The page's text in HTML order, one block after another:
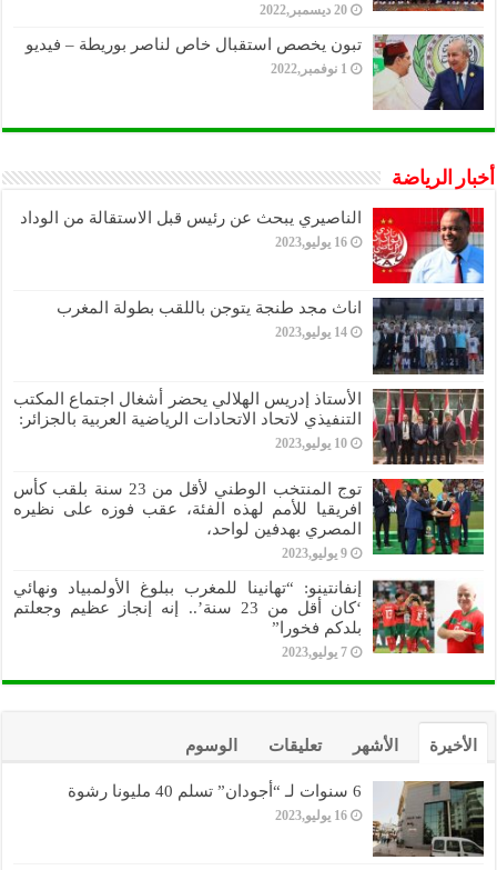
20 ديسمبر,2022
تبون يخصص استقبال خاص لناصر بوريطة – فيديو
1 نوفمبر,2022
أخبار الرياضة
الناصيري يبحث عن رئيس قبل الاستقالة من الوداد
16 يوليو,2023
اناث مجد طنجة يتوجن باللقب بطولة المغرب
14 يوليو,2023
الأستاذ إدريس الهلالي يحضر أشغال اجتماع المكتب
التنفيذي لاتحاد الاتحادات الرياضية العربية بالجزائر:
10 يوليو,2023
توج المنتخب الوطني لأقل من 23 سنة بلقب كأس
افريقيا للأمم لهذه الفئة، عقب فوزه على نظيره
المصري بهدفين لواحد،
9 يوليو,2023
إنفانتينو: “تهانينا للمغرب ببلوغ الأولمبياد ونهائي
‘كان أقل من 23 سنة’.. إنه إنجاز عظيم وجعلتم
بلدكم فخورا”
7 يوليو,2023
الأخيرة الأشهر تعليقات الوسوم
6 سنوات لـ “أجودان” تسلم 40 مليونا رشوة
16 يوليو,2023